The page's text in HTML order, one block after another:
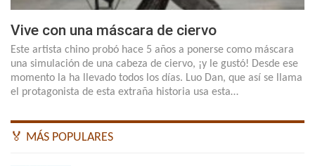
Vive con una máscara de ciervo
Este artista chino probó hace 5 años a ponerse como máscara
una simulación de una cabeza de ciervo, ¡y le gustó! Desde ese
momento la ha llevado todos los días. Luo Dan, que así se llama
el protagonista de esta extraña historia usa esta…
🏅 MÁS POPULARES